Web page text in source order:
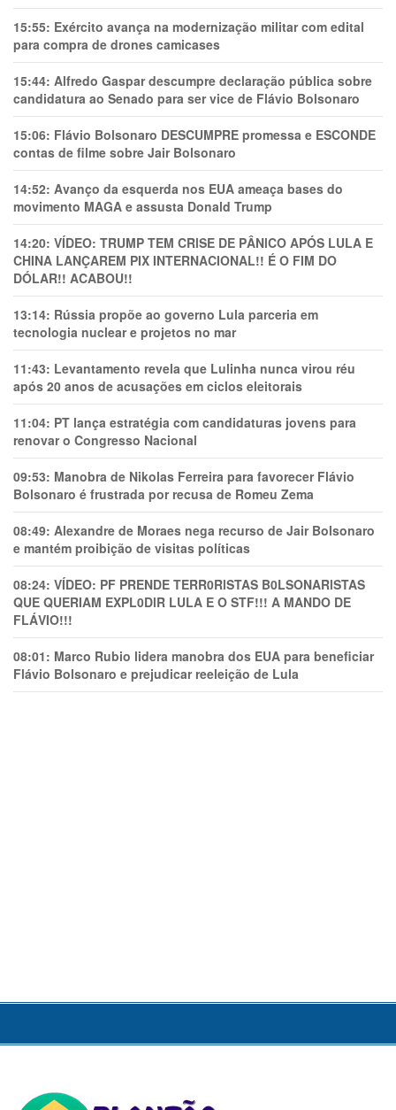
15:55: Exército avança na modernização militar com edital
para compra de drones camicases
15:44: Alfredo Gaspar descumpre declaração pública sobre
candidatura ao Senado para ser vice de Flávio Bolsonaro
15:06: Flávio Bolsonaro DESCUMPRE promessa e ESCONDE
contas de filme sobre Jair Bolsonaro
14:52: Avanço da esquerda nos EUA ameaça bases do
movimento MAGA e assusta Donald Trump
14:20: VÍDEO: TRUMP TEM CRlSE DE PÂNlCO APÓS LULA E
CHINA LANÇAREM PIX INTERNACIONAL!! É O FIM DO
DÓLAR!! ACABOU!!
13:14: Rússia propõe ao governo Lula parceria em
tecnologia nuclear e projetos no mar
11:43: Levantamento revela que Lulinha nunca virou réu
após 20 anos de acusações em ciclos eleitorais
11:04: PT lança estratégia com candidaturas jovens para
renovar o Congresso Nacional
09:53: Manobra de Nikolas Ferreira para favorecer Flávio
Bolsonaro é frustrada por recusa de Romeu Zema
08:49: Alexandre de Moraes nega recurso de Jair Bolsonaro
e mantém proibição de visitas políticas
08:24: VÍDEO: PF PRENDE TERR0RlSTAS B0LSONARlSTAS
QUE QUERIAM EXPL0DlR LULA E O STF!!! A MANDO DE
FLÁVIO!!!
08:01: Marco Rubio lidera manobra dos EUA para beneficiar
Flávio Bolsonaro e prejudicar reeleição de Lula